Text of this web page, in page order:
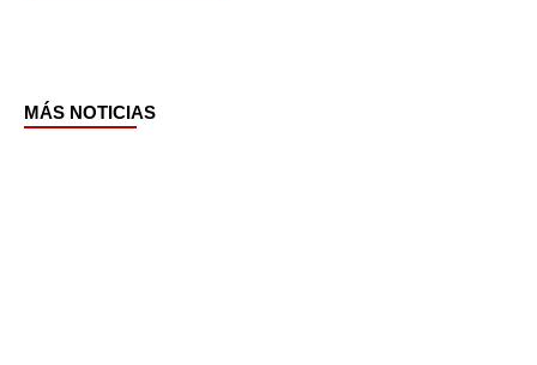
MÁS NOTICIAS